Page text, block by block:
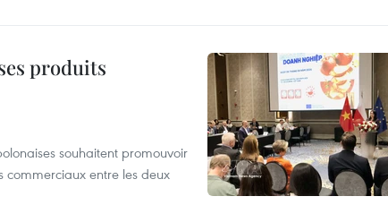
produits
souhaitent promouvoir
commerciaux entre les deux